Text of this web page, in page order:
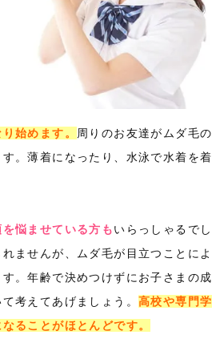
始めます。
周りのお友達がムダ毛の
。薄着になったり、水泳で水着を着
悩ませている方もいらっしゃるでし
ませんが、ムダ毛が目立つことによ
。年齢で決めつけずにお子さまの成
考えてあげましょう。 高校や専門学
ることがほとんどです。